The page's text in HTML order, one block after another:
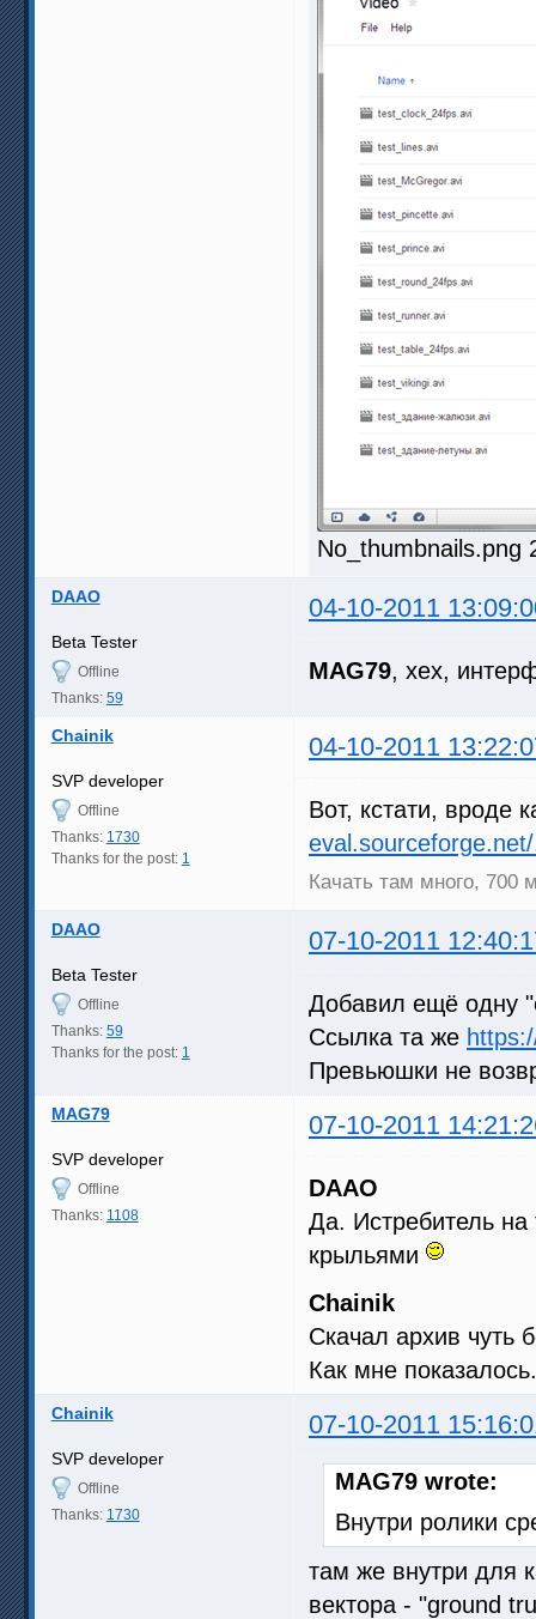
No_thumbnails.png
DAAO 04-10-2011
Beta Tester
Offline
Thanks: 59
MAG79, хех,
Chainik 04-10-2011
SVP developer
Offline
Thanks: 1730
Thanks for the post: 1
Вот, кстати, вроде
Качать там много, 700
DAAO 07-10-2011
Beta Tester
Offline
Thanks: 59
Thanks for the post: 1
Добавил ещё одну
Ссылка та же
Превьюшки не
MAG79 07-10-2011
SVP developer
Offline
Thanks: 1108
DAAO
Да. Истребитель
крыльями
Chainik
Скачал архив чуть
Как мне
Chainik 07-10-2011
SVP developer
Offline
Thanks: 1730
MAG79 wrote:
Внутри ролики
там же внутри для
вектора - "ground